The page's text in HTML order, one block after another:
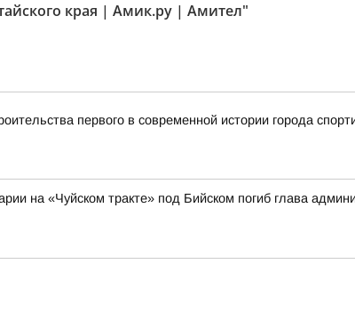
края | Амик.ру | Амител"
первого в современной истории города
на «Чуйском тракте» под Бийском погиб глава